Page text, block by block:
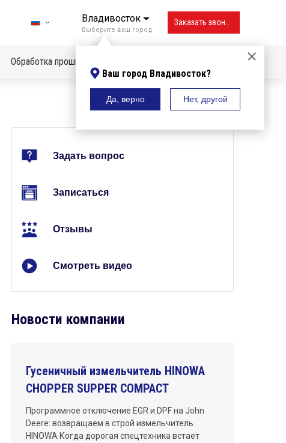
Владивосток
Выберите ваш город
Ваш город Владивосток?
Да, верно Нет, другой
Владивосток
Иркутск
Красноярск
Москва
Новосибирск
Обработка прошивок
Задать вопрос
Записаться
Отзывы
Смотреть видео
Новости компании
Гусеничный измельчитель HINOWA
CHOPPER SUPPER COMPACT
Программное отключение EGR и DPF на John
Deere: возвращаем в строй измельчитель
HINOWA Когда дорогая спецтехника встает